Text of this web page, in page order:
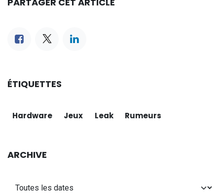
ÉTIQUETTES
Hardware Jeux Leak Rumeurs
ARCHIVE